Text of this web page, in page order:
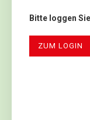
Bitte loggen
ZUM LOGIN